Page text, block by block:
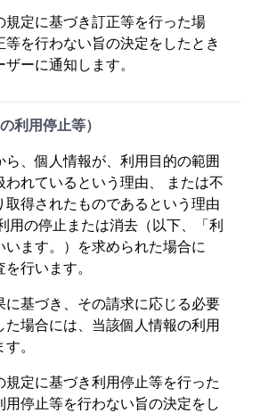
規定に基づき訂正等を行った場
等を行わない旨の決定をしたとき
ーに通知します。
利用停止等）
ら、個人情報が、利用目的の範囲
われているという理由、 または不
取得されたものであるという理由
用の停止または消去（以下、「利
います。）を求められた場合に
行います。
に基づき、その請求に応じる必要
た場合には、当該個人情報の利用
。
規定に基づき利用停止等を行った
用停止等を行わない旨の決定をし